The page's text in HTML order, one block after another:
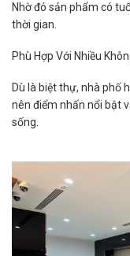
Nhờ đó sản phẩm có
thời gian.
Phù Hợp Với Nhiều
Dù là biệt thự, nhà phố
nên điểm nhấn nổi bật
sống.